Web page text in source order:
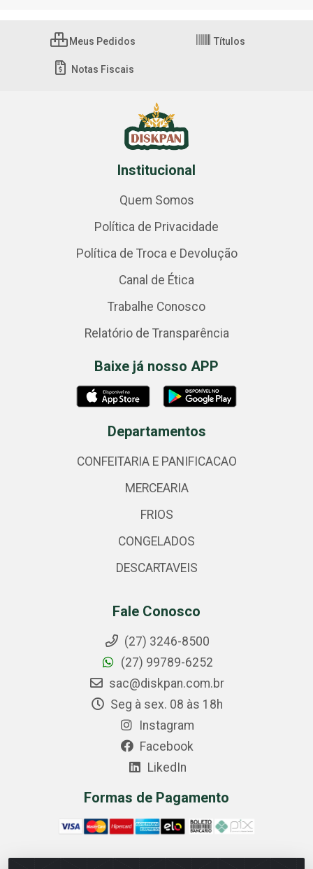
Meus Pedidos Títulos
Notas Fiscais
Institucional
Quem Somos
Política de Privacidade
Política de Troca e Devolução
Canal de Ética
Trabalhe Conosco
Relatório de Transparência
Baixe já nosso APP
Departamentos
CONFEITARIA E PANIFICACAO
MERCEARIA
FRIOS
CONGELADOS
DESCARTAVEIS
Fale Conosco
(27) 3246-8500
(27) 99789-6252
sac@diskpan.com.br
Seg à sex. 08 às 18h
Instagram
Facebook
LikedIn
Formas de Pagamento